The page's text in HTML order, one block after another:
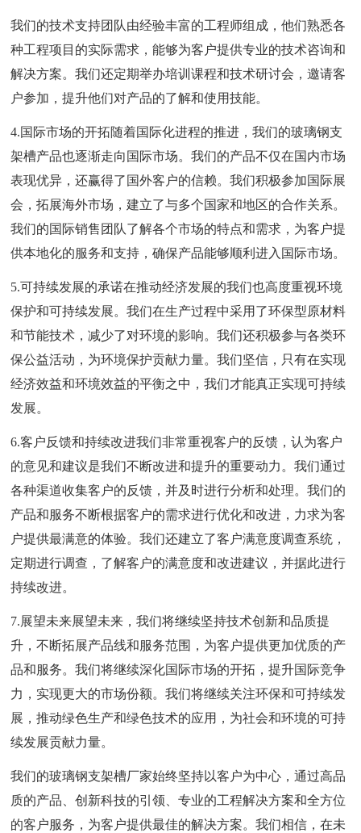
我们的技术支持团队由经验丰富的工程师组成，他们熟悉各
种工程项目的实际需求，能够为客户提供专业的技术咨询和
解决方案。我们还定期举办培训课程和技术研讨会，邀请客
户参加，提升他们对产品的了解和使用技能。
4.国际市场的开拓随着国际化进程的推进，我们的玻璃钢支
架槽产品也逐渐走向国际市场。我们的产品不仅在国内市场
表现优异，还赢得了国外客户的信赖。我们积极参加国际展
会，拓展海外市场，建立了与多个国家和地区的合作关系。
我们的国际销售团队了解各个市场的特点和需求，为客户提
供本地化的服务和支持，确保产品能够顺利进入国际市场。
5.可持续发展的承诺在推动经济发展的我们也高度重视环境
保护和可持续发展。我们在生产过程中采用了环保型原材料
和节能技术，减少了对环境的影响。我们还积极参与各类环
保公益活动，为环境保护贡献力量。我们坚信，只有在实现
经济效益和环境效益的平衡之中，我们才能真正实现可持续
发展。
6.客户反馈和持续改进我们非常重视客户的反馈，认为客户
的意见和建议是我们不断改进和提升的重要动力。我们通过
各种渠道收集客户的反馈，并及时进行分析和处理。我们的
产品和服务不断根据客户的需求进行优化和改进，力求为客
户提供最满意的体验。我们还建立了客户满意度调查系统，
定期进行调查，了解客户的满意度和改进建议，并据此进行
持续改进。
7.展望未来展望未来，我们将继续坚持技术创新和品质提
升，不断拓展产品线和服务范围，为客户提供更加优质的产
品和服务。我们将继续深化国际市场的开拓，提升国际竞争
力，实现更大的市场份额。我们将继续关注环保和可持续发
展，推动绿色生产和绿色技术的应用，为社会和环境的可持
续发展贡献力量。
我们的玻璃钢支架槽厂家始终坚持以客户为中心，通过高品
质的产品、创新科技的引领、专业的工程解决方案和全方位
的客户服务，为客户提供最佳的解决方案。我们相信，在未